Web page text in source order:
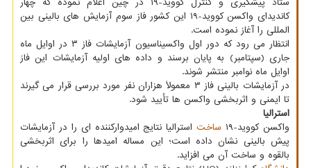
کاندیدای واکسن کووید-۱۹ این کشور فاز سوم آزمایش های بالینی بین
المللی را آغاز نموده است.
انتظار می رود که دور اول واکسیناسیون آزمایشات فاز ۳ در اوایل ماه
جاری (سپتامبر) به پایان برسند و داده های اولیه آزمایشات این فاز
اوایل ماه نوامبر منتشر شوند.
در آزمایشات بالینی فاز ۳ معمولاً هزاران نفر مورد بررسی قرار می گیرند
تا ایمنی و اثربخشی واکسن ها تأیید شود.
استرالیا
واکسن کووید-۱۹
ساختاسترالیا نتایج امیدوارکننده ای را در آزمایشات
پیش بالینی نشان داده است؛ این مساله امیدها را برای اثربخشی
بالقوه و ساخت آن می افزاید.